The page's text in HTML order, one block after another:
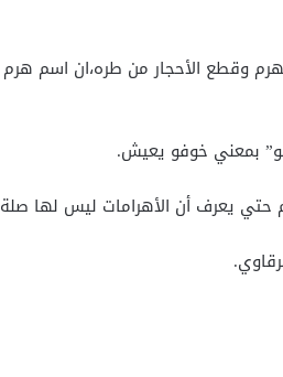
وقطع الأحجار من طره،ان اسم هرم
بمعني خوفو يعيش.
حتي يعرف أن الأهرامات ليس لها صلة